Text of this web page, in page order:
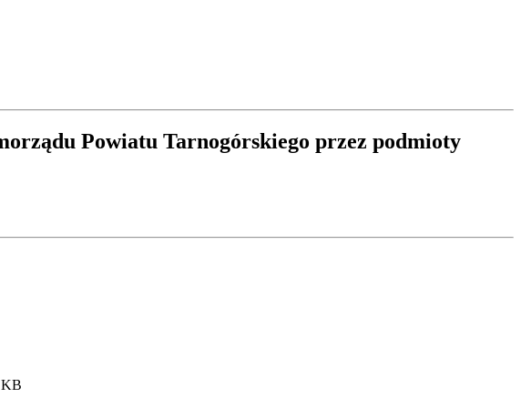
Powiatu Tarnogórskiego przez podmioty
KB